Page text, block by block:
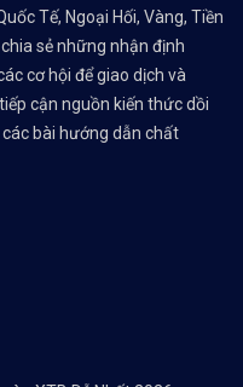
Tế, Ngoại Hối, Vàng, Tiền
sẻ những nhận định
cơ hội để giao dịch và
cận nguồn kiến thức dồi
bài hướng dẫn chất